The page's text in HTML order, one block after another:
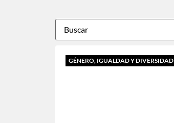
GÉNERO, IGUALDAD Y DIVERSIDAD